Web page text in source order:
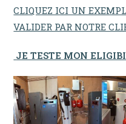
CLIQUEZ ICI UN
VALIDER PAR NOTRE
JE TESTE MON